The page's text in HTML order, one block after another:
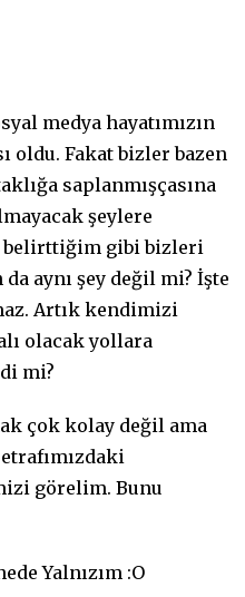
medya hayatımızın
oldu. Fakat bizler bazen
saplanmışçasına
şeylere
belirttiğim gibi bizleri
aynı şey değil mi? İşte
Artık kendimizi
olacak yollara
mi?
çok kolay değil ama
görelim. Bunu
Yalnızım :O